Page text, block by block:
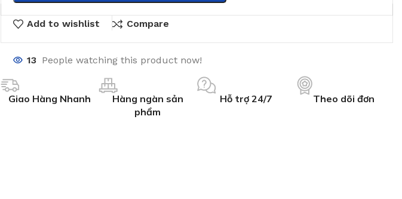
Add to wishlist Compare
13 People watching this product now!
Giao Hàng Nhanh
Hàng ngàn sản
phẩm
Hỗ trợ 24/7 Theo dõi đơn